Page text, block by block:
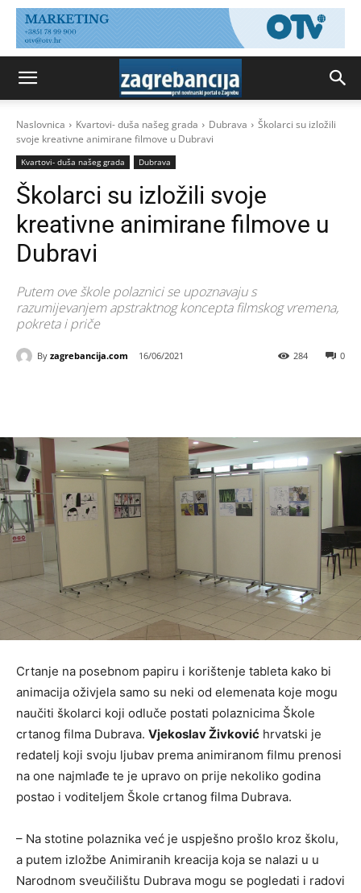
Naslovnica Kvartovi- duša našeg grada Dubrava
Školarci su izložili
svoje kreativne animirane filmove u Dubravi
Kvartovi- duša našeg grada Dubrava
Školarci su izložili svoje
kreativne animirane filmove u
Dubravi
Putem ove škole polaznici se upoznavaju s
razumijevanjem apstraktnog koncepta filmskog vremena,
pokreta i priče
By zagrebancija.com 16/06/2021 0
284
Crtanje na posebnom papiru i korištenje tableta kako bi
animacija oživjela samo su neki od elemenata koje mogu
naučiti školarci koji odluče postati polaznicima Škole
crtanog filma Dubrava. Vjekoslav Živković hrvatski je
redatelj koji svoju ljubav prema animiranom filmu prenosi
na one najmlađe te je upravo on prije nekoliko godina
postao i voditeljem Škole crtanog filma Dubrava.
– Na stotine polaznika već je uspješno prošlo kroz školu,
a putem izložbe Animiranih kreacija koja se nalazi u u
Narodnom sveučilištu Dubrava mogu se pogledati i radovi